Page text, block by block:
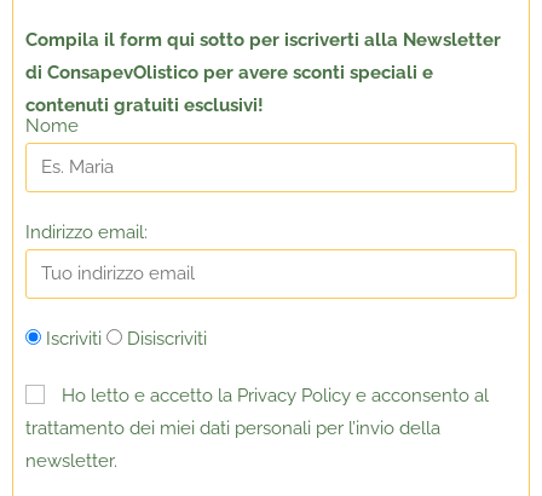
Compila il form qui sotto per iscriverti alla Newsletter
di ConsapevOlistico per avere sconti speciali e
contenuti gratuiti esclusivi!
Nome
Indirizzo email:
Iscriviti Disiscriviti
Ho letto e accetto la Privacy Policy e acconsento al
trattamento dei miei dati personali per l’invio della
newsletter.